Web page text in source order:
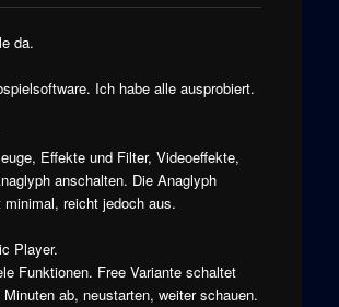
da.
Ich habe alle ausprobiert.
Effekte und Filter, Videoeffekte,
anschalten. Die Anaglyph
minimal, reicht jedoch aus.
Player.
Funktionen. Free Variante schaltet
ab, neustarten, weiter schauen.